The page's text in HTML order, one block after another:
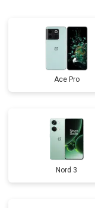
Ace Pro
Nord 3